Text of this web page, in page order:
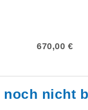
670,00 €
noch nicht